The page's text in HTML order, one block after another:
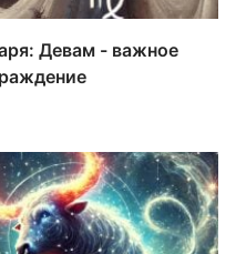
Девам - важное